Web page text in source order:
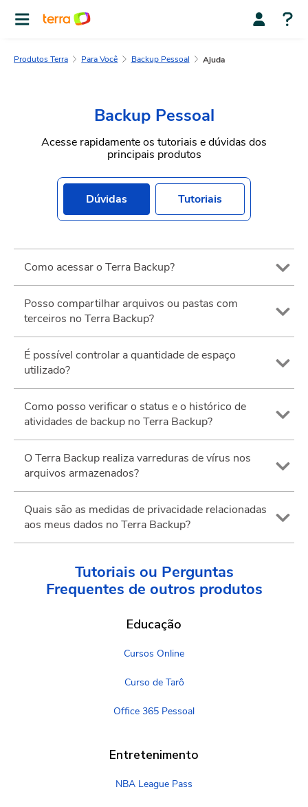
Produtos Terra Para Você Backup Pessoal Ajuda
Backup Pessoal
Acesse rapidamente os tutoriais e dúvidas dos
principais produtos
Dúvidas Tutoriais
Como acessar o Terra Backup?
Posso compartilhar arquivos ou pastas com
terceiros no Terra Backup?
É possível controlar a quantidade de espaço
utilizado?
Como posso verificar o status e o histórico de
atividades de backup no Terra Backup?
O Terra Backup realiza varreduras de vírus nos
arquivos armazenados?
Quais são as medidas de privacidade relacionadas
aos meus dados no Terra Backup?
Tutoriais ou Perguntas
Frequentes de outros produtos
Educação
Cursos Online
Curso de Tarô
Office 365 Pessoal
Entretenimento
NBA League Pass